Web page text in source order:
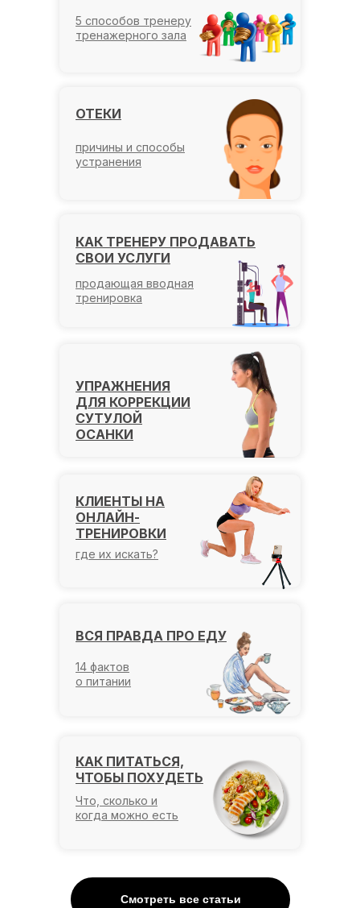
5 способов тренеру
тренажерного зала
ОТЕКИ
причины и способы
устранения
КАК ТРЕНЕРУ ПРОДАВАТЬ
СВОИ УСЛУГИ
продающая вводная
тренировка
УПРАЖНЕНИЯ
ДЛЯ КОРРЕКЦИИ
СУТУЛОЙ
ОСАНКИ
КЛИЕНТЫ НА
ОНЛАЙН-
ТРЕНИРОВКИ
где их искать?
ВСЯ ПРАВДА ПРО ЕДУ
14 фактов
о питании
КАК ПИТАТЬСЯ,
ЧТОБЫ ПОХУДЕТЬ
Что, сколько и
когда можно есть
Смотреть все статьи